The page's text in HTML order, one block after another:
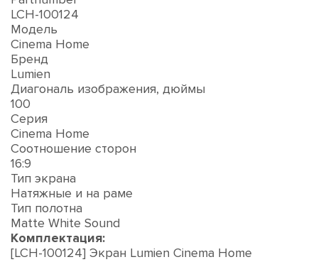
LCH-100124
Модель
Cinema Home
Бренд
Lumien
Диагональ изображения, дюймы
100
Серия
Cinema Home
Соотношение сторон
16:9
Тип экрана
Натяжные и на раме
Тип полотна
Matte White Sound
Комплектация:
[LCH-100124] Экран Lumien Cinema Home